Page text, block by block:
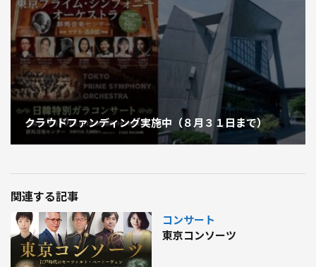
クラウドファンディング実施中（８月３１日まで）
関連する記事
コンサート
東京コンソーツ